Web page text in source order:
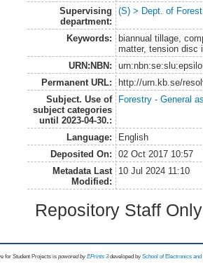
Supervising
department:
(S) > Dept. of
Keywords:
biannual tillage,
matter, tension disc
URN:NBN:
Permanent URL:
http://urn.kb.se/
Subject. Use of
subject categories
until 2023-04-30.:
Forestry - General
Language:
English
Deposited On:
02 Oct 2017 10:57
Metadata Last
Modified:
10 Jul 2024 11:10
Repository Staff
for Student Projects is powored byEPrints 3 developed by School of Electronics